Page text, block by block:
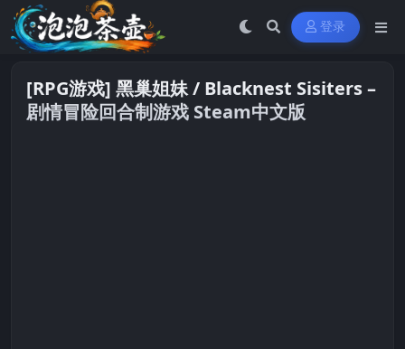
登录
[RPG游戏] 黑巢姐妹 / Blacknest Sisiters –
剧情冒险回合制游戏 Steam中文版